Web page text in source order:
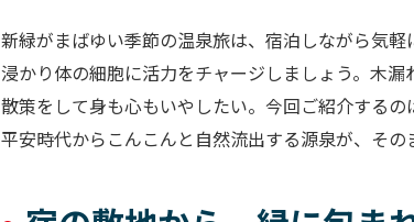
新緑がまばゆい季節の温泉旅は、宿泊しながら気
浸かり体の細胞に活力をチャージしましょう。木
散策をして身も心もいやしたい。今回ご紹介する
平安時代からこんこんと自然流出する源泉が、その